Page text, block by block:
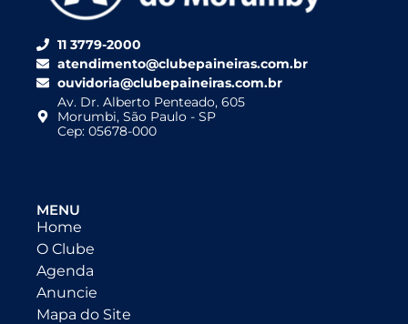
11 3779-2000
atendimento@clubepaineiras.com.br
ouvidoria@clubepaineiras.com.br
Av. Dr. Alberto Penteado, 605
Morumbi, São Paulo - SP
Cep: 05678-000
MENU
Home
O Clube
Agenda
Anuncie
Mapa do Site